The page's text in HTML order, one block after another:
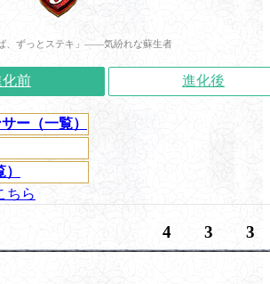
、ずっとステキ」――気紛れな蘇生者
化前 進化後
ー（一覧）
ちら
4 3 3